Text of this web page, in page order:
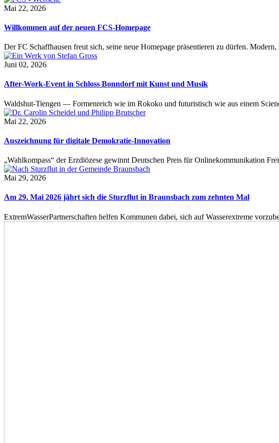
Mai 22, 2026
Willkommen auf der neuen FCS-Homepage
Der FC Schaffhausen freut sich, seine neue Homepage präsentieren zu dürfen.
Juni 02, 2026
After-Work-Event in Schloss Bonndorf mit Kunst und Musik
Waldshut-Tiengen — Formenreich wie im Rokoko und futuristisch wie aus einem
Mai 22, 2026
Auszeichnung für digitale Demokratie-Innovation
„Wahlkompass“ der Erzdiözese gewinnt Deutschen Preis für Onlinekommunikation
Mai 29, 2026
Am 29. Mai 2026 jährt sich die Sturzflut in Braunsbach zum zehnten Mal
ExtremWasserPartnerschaften helfen Kommunen dabei, sich auf Wasserextreme